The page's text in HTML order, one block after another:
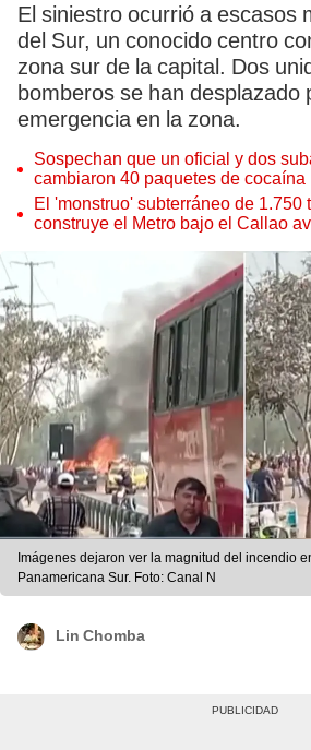
El siniestro ocurrió a escasos
del Sur, un conocido centro
zona sur de la capital. Dos
bomberos se han desplazado
emergencia en la zona.
Sospechan que un oficial y dos
cambiaron 40 paquetes de cocaína
El 'monstruo' subterráneo de 1.750
construye el Metro bajo el Callao
Imágenes dejaron ver la magnitud del incendio
Panamericana Sur. Foto: Canal N
Lin Chomba